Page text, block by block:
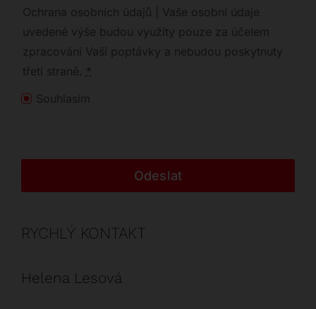
Ochrana osobních údajů | Vaše osobní údaje
uvedené výše budou využity pouze za účelem
zpracování Vaší poptávky a nebudou poskytnuty
třetí straně. *
Souhlasím
Odeslat
RYCHLÝ KONTAKT
Helena Lesová